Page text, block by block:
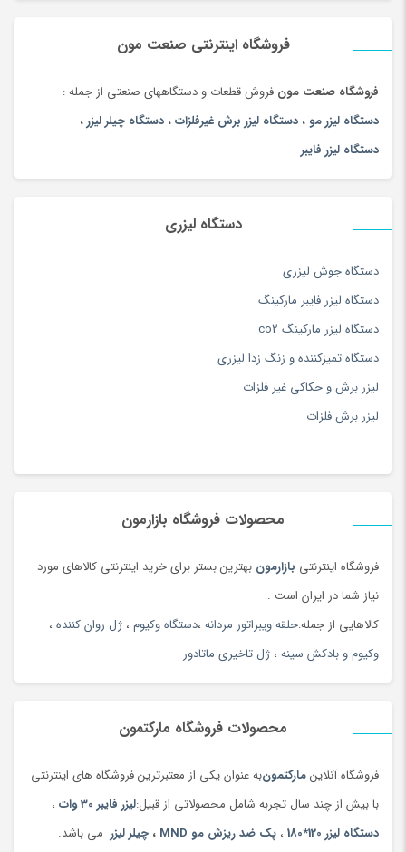
فروشگاه اینترنتی صنعت مون
فروشگاه صنعت مون فروش قطعات و دستگاههای صنعتی از جمله :
دستگاه لیزر مو ، دستگاه لیزر برش غیرفلزات، دستگاه چیلر لیزر،
دستگاه لیزر فایبر
دستگاه لیزری
دستگاه جوش لیزری
دستگاه لیزر فایبر مارکینگ
دستگاه لیزر مارکینگ co2
دستگاه تمیزکننده و زنگ زدا لیزری
لیزر برش و حکاکی غیر فلزات
لیزر برش فلزات
محصولات فروشگاه بازارمون
فروشگاه اینترنتی بازارمون بهترین بستر برای خرید اینترنتی کالاهای مورد
نیاز شما در ایران است .
کالاهایی از جمله:حلقه ویبراتور مردانه ،دستگاه وکیوم ، ژل روان کننده ،
وکیوم و بادکش سینه ، ژل تاخیری ماتادور
محصولات فروشگاه مارکتمون
فروشگاه آنلاینمارکتمونبه عنوان یکی از معتبرترین فروشگاه های اینترنتی
با بیش از چند سال تجربه شامل محصولاتی از قبیل:لیزر فایبر 30 وات
،
دستگاه لیزر 120*180
، پک ضد ریزش مو MND ، چیلر لیزر می باشد.